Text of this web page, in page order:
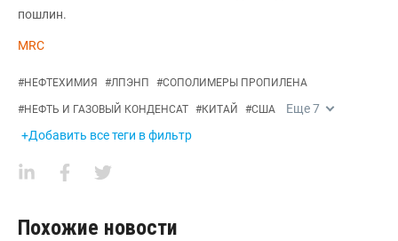
пошлин.
MRC
#НЕФТЕХИМИЯ #ЛПЭНП #СОПОЛИМЕРЫ ПРОПИЛЕНА
#НЕФТЬ И ГАЗОВЫЙ КОНДЕНСАТ #КИТАЙ #США Еще7
+Добавить все теги в фильтр
Похожие новости